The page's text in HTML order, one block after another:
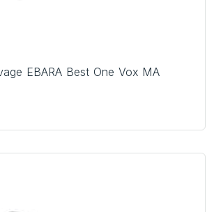
EBARA Best One Vox MA